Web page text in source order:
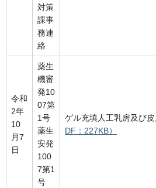
対策
課事
務連
絡
令和
2年
10
月7
日
薬生
機審
発10
07第
1号
薬生
安発
100
7第1
号
ゲル充填人工乳房及び
DF：227KB）